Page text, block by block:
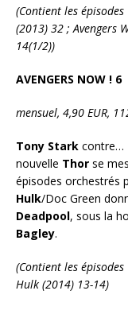
(Contient les épisodes
(2013) 32 ; Avengers
14(1/2))
AVENGERS NOW ! 6
mensuel, 4,90 EUR,
Tony Stark contre…
nouvelle Thor se
épisodes orchestrés
Hulk/Doc Green
Deadpool, sous la
Bagley.
(Contient les
Hulk (2014) 13-14)